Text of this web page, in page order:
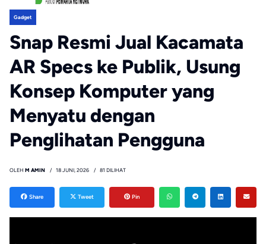
Gadget
Snap Resmi Jual Kacamata
AR Specs ke Publik, Usung
Konsep Komputer yang
Menyatu dengan
Penglihatan Pengguna
OLEH M AMIN 18 JUNI, 2026 81 DILIHAT
Share Tweet Pin